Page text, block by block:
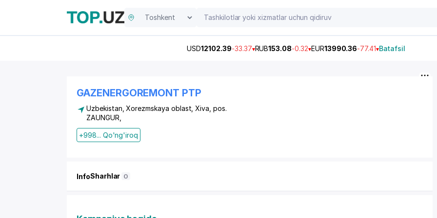
USD12102.39-33.37 RUB153.08-0.32 EUR13990.36-77.41 Batafsil
GAZENERGOREMONT PTP
Uzbekistan, Xorezmskaya oblast, Xiva,pos.
ZAUNGUR
+998... Qo'ng'iroq
InfoSharhlar 0